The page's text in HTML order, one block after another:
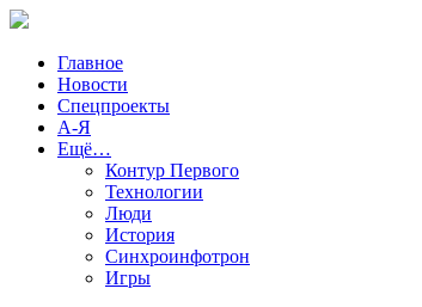
Главное
Новости
Спецпроекты
А-Я
Ещё…
Контур Первого
Технологии
Люди
История
Синхроинфотрон
Игры